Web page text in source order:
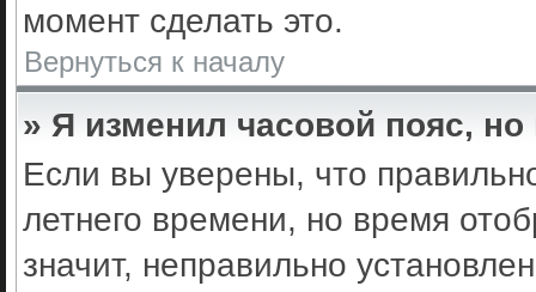
момент сделать это.
Вернуться к началу
» Я изменил часовой пояс,
Если вы уверены, что
летнего времени, но время
значит, неправильно